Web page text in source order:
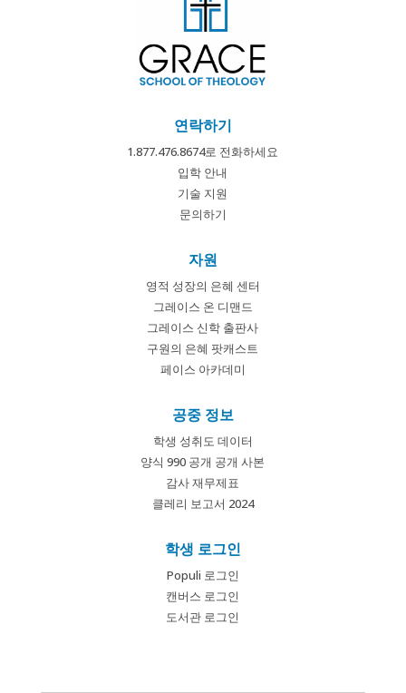
연락하기
1.877.476.8674로 전화하세요
입학 안내
기술 지원
문의하기
자원
영적 성장의 은혜 센터
그레이스 온 디맨드
그레이스 신학 출판사
구원의 은혜 팟캐스트
페이스 아카데미
공중 정보
학생 성취도 데이터
양식 990 공개 공개 사본
감사 재무제표
클레리 보고서 2024
학생 로그인
Populi 로그인
캔버스 로그인
도서관 로그인